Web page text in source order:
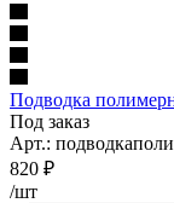
Подводка
Под заказ
Арт.:
820 ₽
/шт